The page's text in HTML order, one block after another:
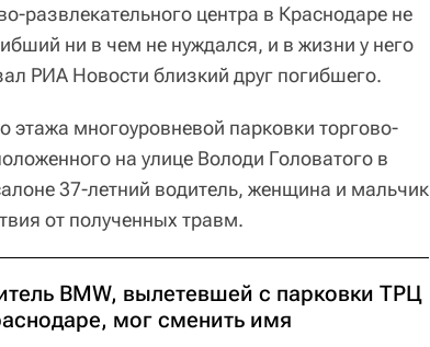
развлекательного центра в Краснодаре не
ни в чем не нуждался, и в жизни у него
РИА Новости близкий друг погибшего.
этажа многоуровневой парковки торгово-
на улице Володи Головатого в
37-летний водитель, женщина и мальчик
от полученных травм.
BMW, вылетевшей с парковки ТРЦ
мог сменить имя